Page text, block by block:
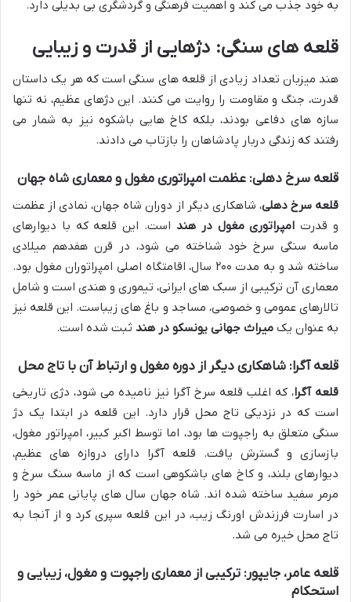
به خود جذب می کند و اهمیت فرهنگی و گردشگری بی بدیلی دارد.
قلعه های سنگی: دژهایی از قدرت و زیبایی
هند میزبان تعداد زیادی از قلعه های سنگی است که هر یک داستان
قدرت، جنگ و مقاومت را روایت می کنند. این دژهای عظیم، نه تنها
سازه های دفاعی بودند، بلکه کاخ هایی باشکوه نیز به شمار می
رفتند که زندگی دربار پادشاهان را بازتاب می دادند.
قلعه سرخ دهلی: عظمت امپراتوری مغول و معماری شاه جهان
قلعه سرخ دهلی، شاهکاری دیگر از دوران شاه جهان، نمادی از عظمت
و قدرت امپراتوری مغول در هند است. این قلعه که با دیوارهای
ماسه سنگی سرخ خود شناخته می شود، در قرن هفدهم میلادی
ساخته شد و به مدت ۲۰۰ سال، اقامتگاه اصلی امپراتوران مغول بود.
معماری آن ترکیبی از سبک های ایرانی، تیموری و هندی است و شامل
تالارهای عمومی و خصوصی، مساجد و باغ های زیباست. این قلعه نیز
به عنوان یک میراث جهانی یونسکو در هند ثبت شده است.
قلعه آگرا: شاهکاری دیگر از دوره مغول و ارتباط آن با تاج محل
قلعه آگرا، که اغلب قلعه سرخ آگرا نیز نامیده می شود، دژی تاریخی
است که در نزدیکی تاج محل قرار دارد. این قلعه در ابتدا یک دژ
سنگی متعلق به راجپوت ها بود، اما توسط اکبر کبیر، امپراتور مغول،
بازسازی و گسترش یافت. قلعه آگرا دارای دروازه های عظیم،
دیوارهای بلند، و کاخ های باشکوهی است که از ماسه سنگ سرخ و
مرمر سفید ساخته شده اند. شاه جهان سال های پایانی عمر خود را
در اسارت فرزندش اورنگ زیب، در این قلعه سپری کرد و از آنجا به
تاج محل خیره می شد.
قلعه عامر، جایپور: ترکیبی از معماری راجپوت و مغول، زیبایی و
استحکام